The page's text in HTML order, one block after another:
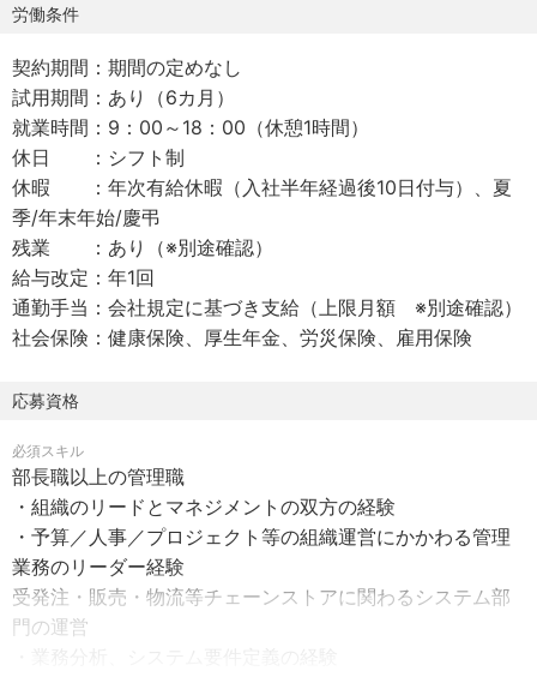
ステム及びデータ一元化による経営ダッシュボード機能の
ていただきます。
さらに、店舗のＤＸ化、業務の効率化・自動化・サイネー
ジ・マネタイズに関するプロジェクトの企画・運営をしま
す。
また、システム稼働状況の監視・運用を行い、障害やイン
シデント発生時には、リーダーとして迅速な対応を行い、
ノンストップでのシステム運用を担っていただきます。
これまでのシステム実績、事例をキャッチアップしなが
ら、新技術を取り入れ、計画的に実践を行うやりがいのあ
るポジションであります。
【募集背景】
し、専門的な知識を持つ人材を求めています。ＩＴインフ
ラ・システムの経験者を迎え入れ、技術革新が進む中で、
さらなる業務効率化を図ること、社内システムの安定・安
全な運用を強化することが急務となっています。
【補足情報】
地域密着型の企業で安定した職場環境を提供いたします。
労働条件
契約期間：期間の定めなし
試用期間：あり（6カ月）
就業時間：9：00～18：00（休憩1時間）
休日 ：シフト制
休暇 ：年次有給休暇（入社半年経過後10日付与）、夏
季/年末年始/慶弔
残業 ：あり（※別途確認）
給与改定：年1回
通勤手当：会社規定に基づき支給（上限月額 ※別途確認）
社会保険：健康保険、厚生年金、労災保険、雇用保険
応募資格
必須スキル
部長職以上の管理職
・組織のリードとマネジメントの双方の経験
・予算／人事／プロジェクト等の組織運営にかかわる管理
業務のリーダー経験
受発注・販売・物流等チェーンストアに関わるシステム部
門の運営